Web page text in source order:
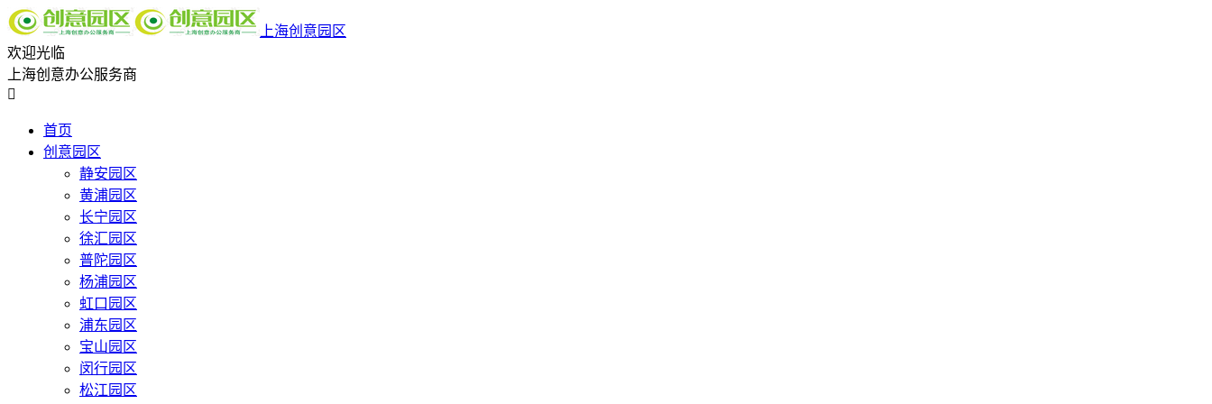
上海创意园区
欢迎光临
上海创意办公服务商

首页
创意园区
静安园区
黄浦园区
长宁园区
徐汇园区
普陀园区
杨浦园区
虹口园区
浦东园区
宝山园区
闵行园区
松江园区